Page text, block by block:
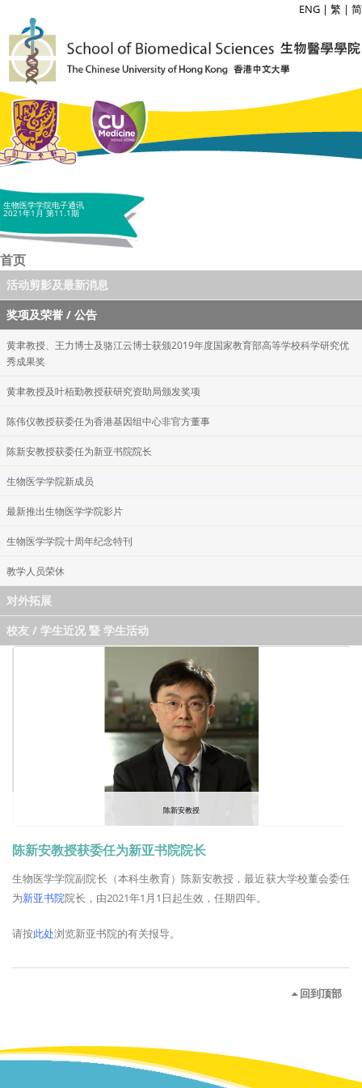
ENG | 繁 | 简
生物医学学院电子通讯
2021年1月 第11.1期
首页
活动剪影及最新消息
奖项及荣誉 / 公告
黄聿教授、王力博士及骆江云博士获颁2019年度国家教育部高等学校科学研究优
秀成果奖
黄聿教授及叶栢勤教授获研究资助局颁发奖项
陈伟仪教授获委任为香港基因组中心非官方董事
陈新安教授获委任为新亚书院院长
生物医学学院新成员
最新推出生物医学学院影片
生物医学学院十周年纪念特刊
教学人员荣休
对外拓展
校友 / 学生近况 暨 学生活动
陈新安教授
陈新安教授获委任为新亚书院院长
生物医学学院副院长（本科生教育）陈新安教授，最近获大学校董会委任
为新亚书院院长，由2021年1月1日起生效，任期四年。
请按此处浏览新亚书院的有关报导。
回到顶部